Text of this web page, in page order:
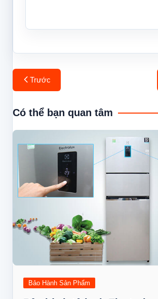
Điều
hướng
bài
Trước
Có thể bạn quan tâm
Bảo Hành Sản Phẩm